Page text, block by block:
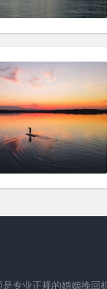
专业正规的婚姻挽